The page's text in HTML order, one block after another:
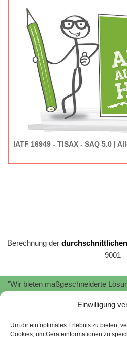
Einwilligung
Um dir ein optimales Erlebnis zu bieten,
Cookies, um Geräteinformationen zu
IATF 16949 - TISAX - SAQ 5.0 |
Berechnung der
9001
"Wir bieten maßgeschneiderte
"Wir unterstützen Sie bei der
von